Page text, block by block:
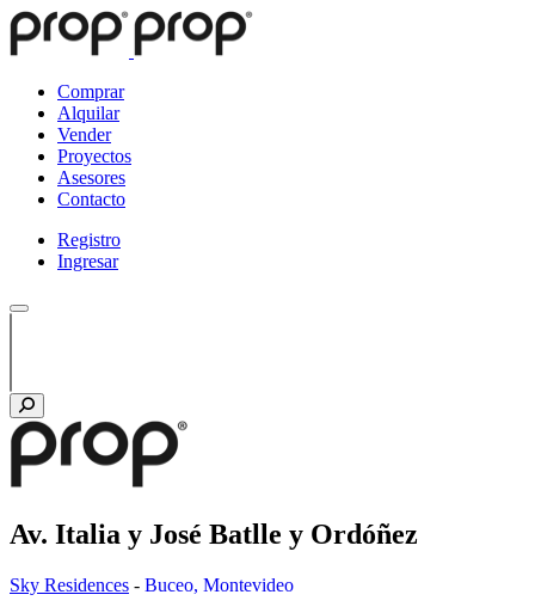
Comprar
Alquilar
Vender
Proyectos
Asesores
Contacto
Registro
Ingresar
Av. Italia y José Batlle y Ordóñez
Sky Residences - Buceo, Montevideo